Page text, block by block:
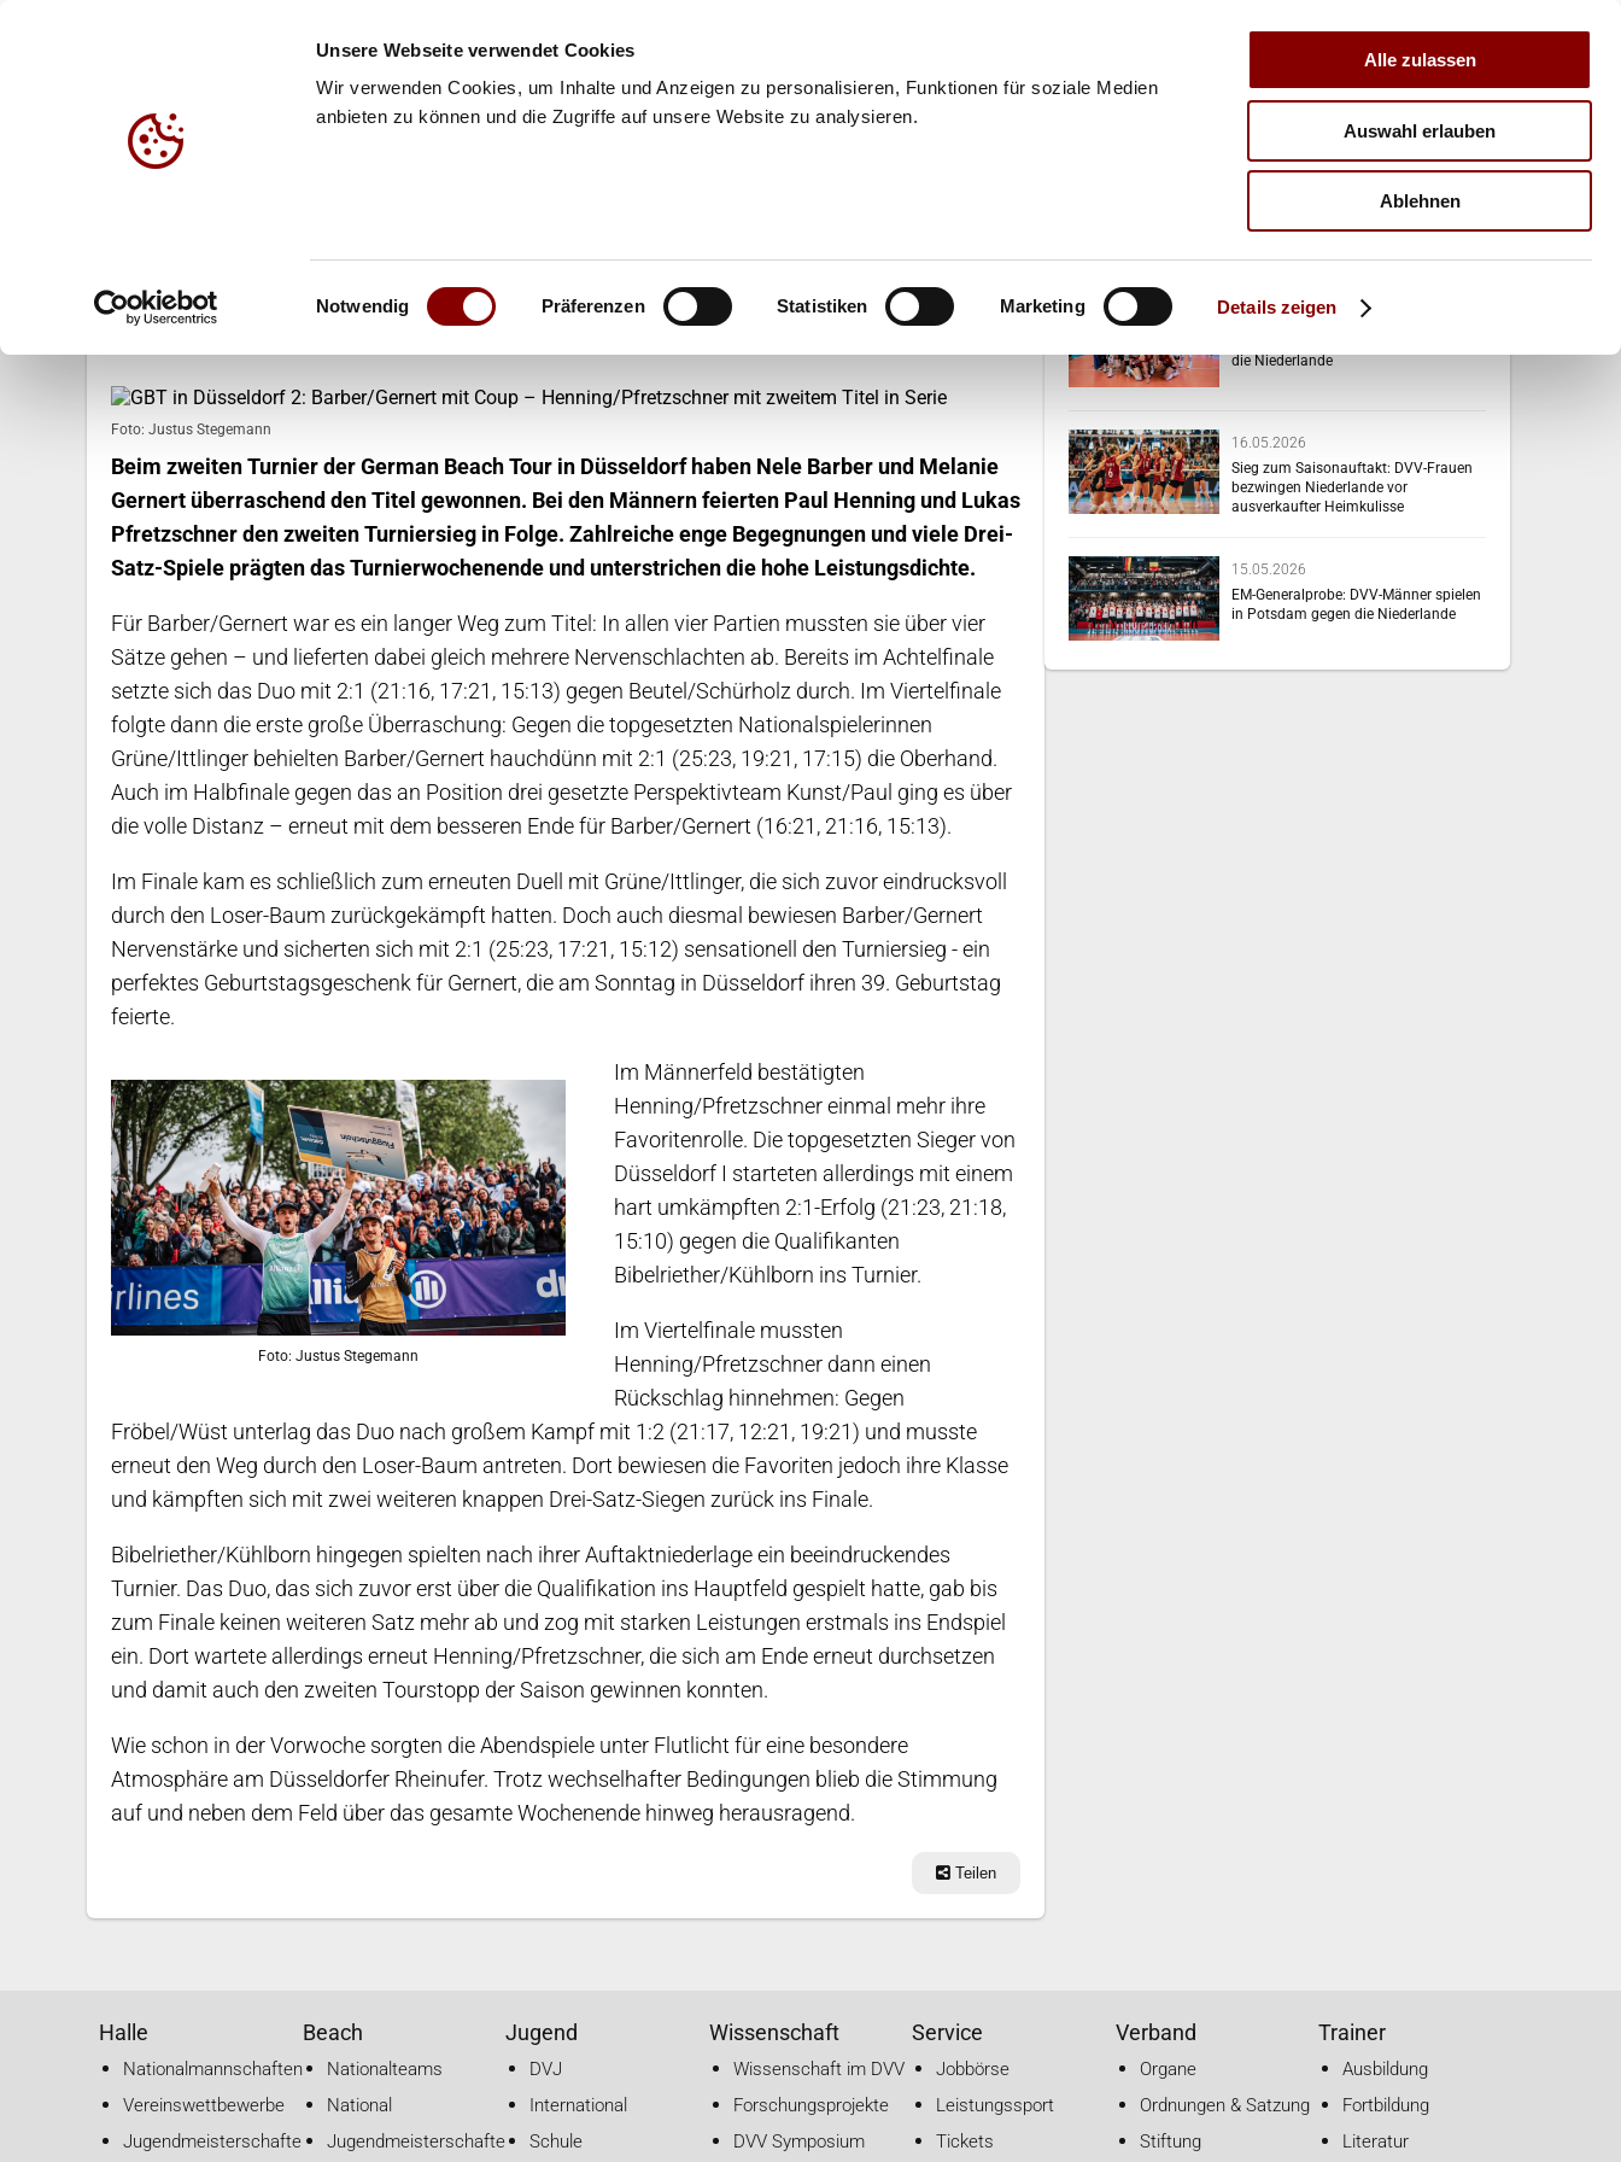
Unsere Webseite verwendet Cookies
Wir verwenden Cookies, um Inhalte und Anzeigen zu personalisieren, Funktionen für soziale Medien
anbieten zu können und die Zugriffe auf unsere Website zu analysieren.
Einwilligungsauswahl
Notwendig Präferenzen Statistiken Marketing Details zeigen
Alle zulassen
Auswahl erlauben
Ablehnen
VERBAND TRAINER
GBT in Düsseldorf 2: Barber/Gernert mit Coup – Henning/Pfretzschner
Foto: Justus Stegemann
Beim zweiten Turnier der German Beach Tour in Düsseldorf haben Nele Barber und Melanie
Gernert überraschend den Titel gewonnen. Bei den Männern feierten Paul Henning und Lukas
Pfretzschner den zweiten Turniersieg in Folge. Zahlreiche enge Begegnungen und viele Drei-
Satz-Spiele prägten das Turnierwochenende und unterstrichen die hohe Leistungsdichte.
Für Barber/Gernert war es ein langer Weg zum Titel: In allen vier Partien mussten sie über vier
Sätze gehen – und lieferten dabei gleich mehrere Nervenschlachten ab. Bereits im Achtelfinale
setzte sich das Duo mit 2:1 (21:16, 17:21, 15:13) gegen Beutel/Schürholz durch. Im Viertelfinale
folgte dann die erste große Überraschung: Gegen die topgesetzten Nationalspielerinnen
Grüne/Ittlinger behielten Barber/Gernert hauchdünn mit 2:1 (25:23, 19:21, 17:15) die Oberhand.
Auch im Halbfinale gegen das an Position drei gesetzte Perspektivteam Kunst/Paul ging es über
die volle Distanz – erneut mit dem besseren Ende für Barber/Gernert (16:21, 21:16, 15:13).
Im Finale kam es schließlich zum erneuten Duell mit Grüne/Ittlinger, die sich zuvor eindrucksvoll
durch den Loser-Baum zurückgekämpft hatten. Doch auch diesmal bewiesen Barber/Gernert
Nervenstärke und sicherten sich mit 2:1 (25:23, 17:21, 15:12) sensationell den Turniersieg - ein
perfektes Geburtstagsgeschenk für Gernert, die am Sonntag in Düsseldorf ihren 39. Geburtstag
feierte.
Foto: Justus Stegemann
Im Männerfeld bestätigten
Henning/Pfretzschner einmal mehr ihre
Favoritenrolle. Die topgesetzten Sieger von
Düsseldorf I starteten allerdings mit einem
hart umkämpften 2:1-Erfolg (21:23, 21:18,
15:10) gegen die Qualifikanten
Bibelriether/Kühlborn ins Turnier.
Im Viertelfinale mussten
Henning/Pfretzschner dann einen
Rückschlag hinnehmen: Gegen
Fröbel/Wüst unterlag das Duo nach großem Kampf mit 1:2 (21:17, 12:21, 19:21) und musste
erneut den Weg durch den Loser-Baum antreten. Dort bewiesen die Favoriten jedoch ihre Klasse
und kämpften sich mit zwei weiteren knappen Drei-Satz-Siegen zurück ins Finale.
Bibelriether/Kühlborn hingegen spielten nach ihrer Auftaktniederlage ein beeindruckendes
Turnier. Das Duo, das sich zuvor erst über die Qualifikation ins Hauptfeld gespielt hatte, gab bis
zum Finale keinen weiteren Satz mehr ab und zog mit starken Leistungen erstmals ins Endspiel
ein. Dort wartete allerdings erneut Henning/Pfretzschner, die sich am Ende erneut durchsetzen
und damit auch den zweiten Tourstopp der Saison gewinnen konnten.
Wie schon in der Vorwoche sorgten die Abendspiele unter Flutlicht für eine besondere
Atmosphäre am Düsseldorfer Rheinufer. Trotz wechselhafter Bedingungen blieb die Stimmung
auf und neben dem Feld über das gesamte Wochenende hinweg herausragend.
Teilen
17.05.2026
die Niederlande
16.05.2026
Sieg zum Saisonauftakt: DVV-Frauen
bezwingen Niederlande vor
ausverkaufter Heimkulisse
15.05.2026
EM-Generalprobe: DVV-Männer spielen
in Potsdam gegen die Niederlande
Halle
Nationalmannschaften
Vereinswettbewerbe
Jugendmeisterschaften
Beach
Nationalteams
National
Jugendmeisterschaften
Jugend
DVJ
International
Schule
Wissenschaft
Wissenschaft im DVV
Forschungsprojekte
DVV Symposium
Service
Jobbörse
Leistungssport
Tickets
Verband
Organe
Ordnungen & Satzung
Stiftung
Trainer
Ausbildung
Fortbildung
Literatur